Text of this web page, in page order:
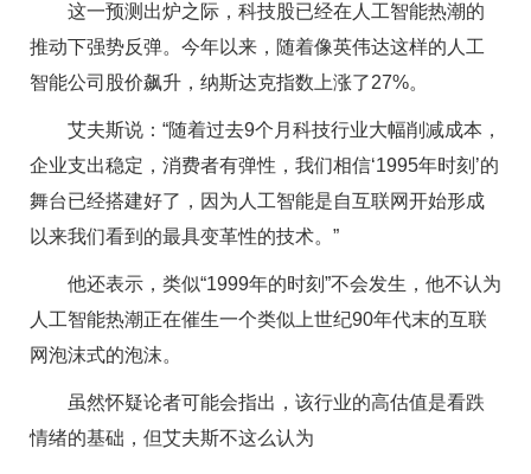
这一预测出炉之际，科技股已经在人工智能热潮的
推动下强势反弹。今年以来，随着像英伟达这样的人工
智能公司股价飙升，纳斯达克指数上涨了27%。
艾夫斯说：“随着过去9个月科技行业大幅削减成本，
企业支出稳定，消费者有弹性，我们相信‘1995年时刻’的
舞台已经搭建好了，因为人工智能是自互联网开始形成
以来我们看到的最具变革性的技术。”
他还表示，类似“1999年的时刻”不会发生，他不认为
人工智能热潮正在催生一个类似上世纪90年代末的互联
网泡沫式的泡沫。
虽然怀疑论者可能会指出，该行业的高估值是看跌
情绪的基础，但艾夫斯不这么认为